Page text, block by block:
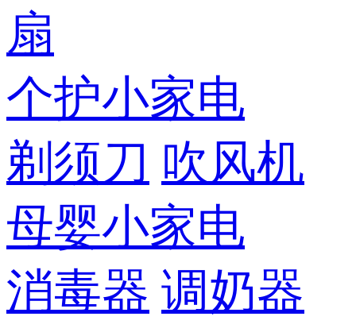
扇
个护小家电
剃须刀 吹风机
母婴小家电
消毒器 调奶器